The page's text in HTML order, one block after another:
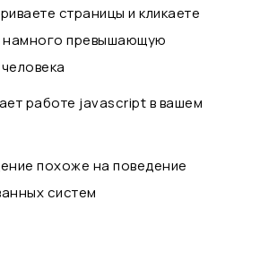
страницы и кликаете
превышающую
работе javascript в вашем
похоже на поведение
систем